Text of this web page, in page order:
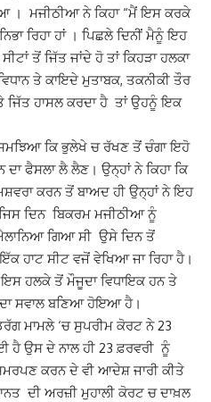
। ਮਜੀਠੀਆ ਨੇ ਕਿਹਾ “ਮੈਂ ਇਸ ਕਰਕੇ
ਰਿਹਾ ਹਾਂ । ਪਿਛਲੇ ਦਿਨੀਂ ਮੈਨੂੰ ਇਹ
ਤੋਂ ਜਿੱਤ ਜਾਂਦੇ ਹੋ ਤਾਂ ਕਿਹੜਾ ਹਲਕਾ
ਤੇ ਕਾਇਦੇ ਮੁਤਾਬਕ, ਤਕਨੀਕੀ ਤੌਰ
ਜਿੱਤ ਹਾਸਲ ਕਰਦਾ ਹੈ ਤਾਂ ਉਹਨੂੰ ਇਕ
ਕਿ ਭੁਲੇਖੇ ਚ ਰੱਖਣ ਤੋਂ ਚੰਗਾ ਇਹੋ
ਫੈਸਲਾ ਲੈ ਲੈਣ। ਉਨ੍ਹਾਂ ਨੇ ਕਿਹਾ ਕਿ
ਕਰਨ ਤੋਂ ਬਾਅਦ ਹੀ ਉਨ੍ਹਾਂ ਨੇ ਇਹ
ਦਿਨ ਬਿਕਰਮ ਮਜੀਠੀਆ ਨੂੰ
ਗਿਆ ਸੀ ਉਸੇ ਦਿਨ ਤੋਂ
ਹਾਟ ਸੀਟ ਵਜੋਂ ਵੇਖਿਆ ਜਾ ਰਿਹਾ ਹੈ।
ਹਲਕੇ ਤੋਂ ਮੌਜੂਦਾ ਵਿਧਾਇਕ ਹਨ ਤੇ
ਦਾ ਸਵਾਲ ਬਣਿਆ ਹੋਇਆ ਹੈ।
ਮਾਮਲੇ ‘ਚ ਸੁਪਰੀਮ ਕੋਰਟ ਨੇ 23
ਹੈ ਉਸ ਦੇ ਨਾਲ ਹੀ 23 ਫ਼ਰਵਰੀ ਨੂੰ
ਕਰਨ ਦੇ ਵੀ ਆਦੇਸ਼ ਜਾਰੀ ਕੀਤੇ
ਦੀ ਅਰਜ਼ੀ ਮੁਹਾਲੀ ਕੋਰਟ ਚ ਦਾਖ਼ਲ